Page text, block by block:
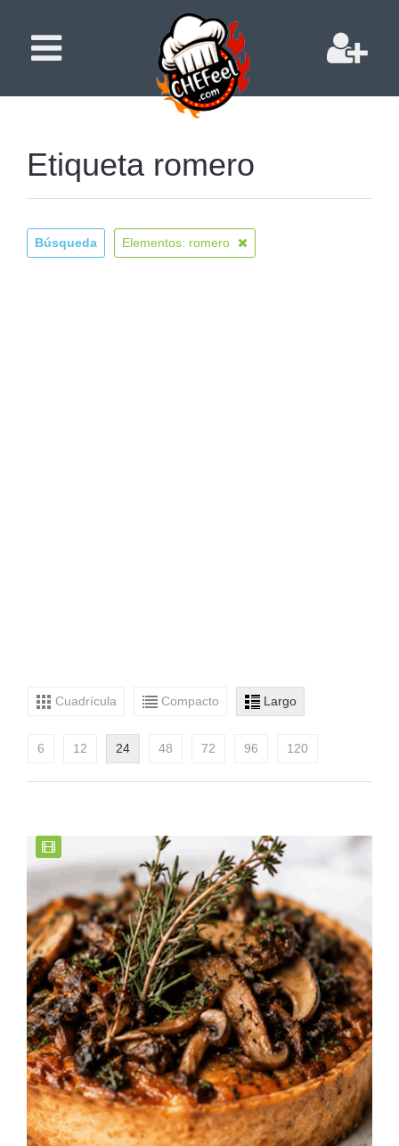
Etiqueta romero
Búsqueda Elementos: romero
Cuadrícula Compacto Largo
6 12 24 48 72 96 120